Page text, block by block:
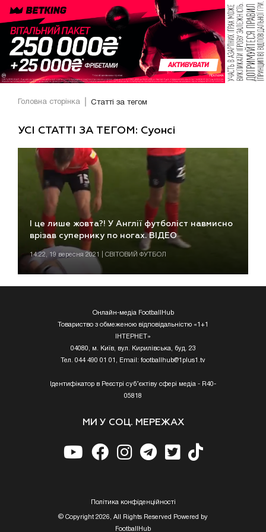
Головна сторінка Статті за тегом
УСІ СТАТТІ ЗА ТЕГОМ: Суонсі
І це лише жовта?! У Англії футболіст навмисно
врізав супернику по ногах. ВІДЕО
14:22, 19 вересня 2021 | СВІТОВИЙ ФУТБОЛ
Онлайн-медіа FootballHub
Товариство з обмеженою відповідальністю «1+1
ІНТЕРНЕТ»
04080, м. Київ, вул. Кирилівська, буд. 23
Тел. 044 490 01 01, Email: footballhub@1plus1.tv
Ідентифікатор в Реєстрі суб’єктіву сфері медіа - R40-
05818
МИ У СОЦ. МЕРЕЖАХ
Полiтика конфiденцiйностi
© Copyright 2026, All Rights Reserved Powered by
FootballHub